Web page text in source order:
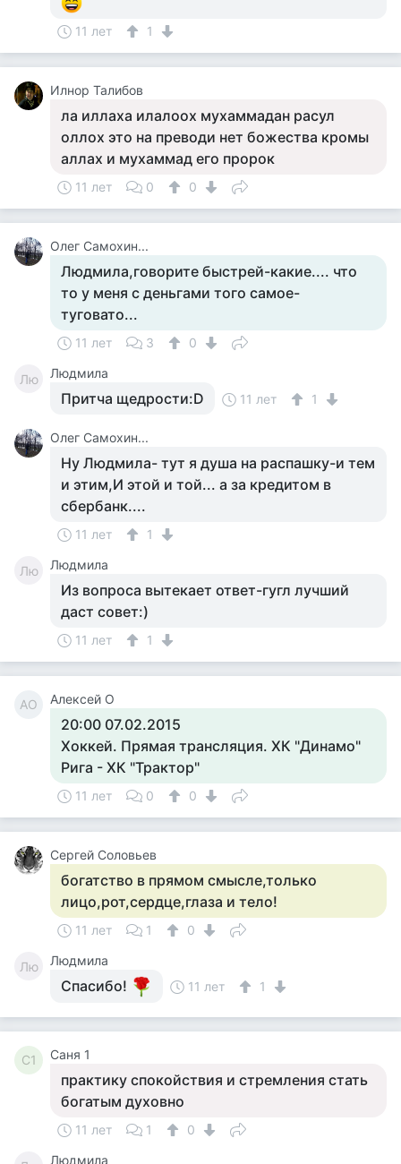
11 лет 1
Илнор Талибов
ла иллаха илалоох мухаммадан расул
оллох это на преводи нет божества кромы
аллах и мухаммад его пророк
11 лет 0 0
Олег Самохин...
Людмила,говорите быстрей-какие.... что
то у меня с деньгами того самое-
туговато...
11 лет 3 0
Лю Людмила
Притча щедрости:D 11 лет 1
Олег Самохин...
Ну Людмила- тут я душа на распашку-и тем
и этим,И этой и той... а за кредитом в
сбербанк....
11 лет 1
Лю Людмила
Из вопроса вытекает ответ-гугл лучший
даст совет:)
11 лет 1
АО Алексей О
20:00 07.02.2015
Хоккей. Прямая трансляция. ХК "Динамо"
Рига - ХК "Трактор"
11 лет 0 0
Сергей Соловьев
богатство в прямом смысле,только
лицо,рот,сердце,глаза и тело!
11 лет 1 0
Лю Людмила
Спасибо! 11 лет 1
С1 Саня 1
практику спокойствия и стремления стать
богатым духовно
11 лет 1 0
Людмила